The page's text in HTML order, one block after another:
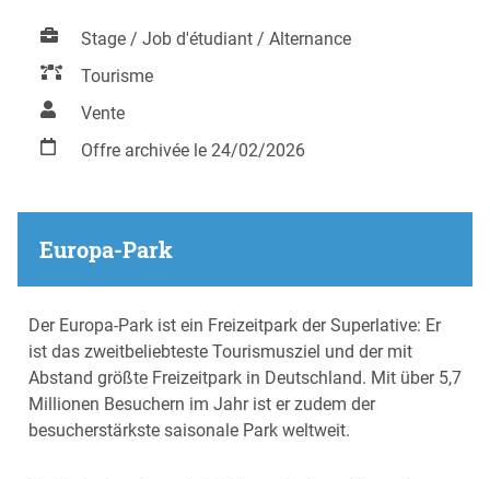
Stage / Job d'étudiant / Alternance
Tourisme
Vente
Offre archivée le 24/02/2026
Europa-Park
Der Europa-Park ist ein Freizeitpark der Superlative: Er
ist das zweitbeliebteste Tourismusziel und der mit
Abstand größte Freizeitpark in Deutschland. Mit über 5,7
Millionen Besuchern im Jahr ist er zudem der
besucherstärkste saisonale Park weltweit.